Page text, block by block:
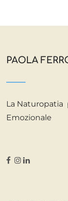
PAOLA
La Naturopatia
Emozionale